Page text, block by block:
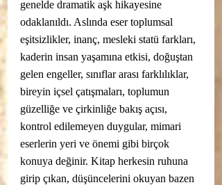
genelde dramatik aşk hikayesine
odaklanıldı. Aslında eser toplumsal
eşitsizlikler, inanç, mesleki statü farkları,
kaderin insan yaşamına etkisi, doğuştan
gelen engeller, sınıflar arası farklılıklar,
bireyin içsel çatışmaları, toplumun
güzelliğe ve çirkinliğe bakış açısı,
kontrol edilemeyen duygular, mimari
eserlerin yeri ve önemi gibi birçok
konuya değinir. Kitap herkesin ruhuna
girip çıkan, düşüncelerini okuyan bazen